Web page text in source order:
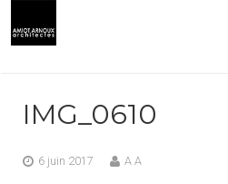
IMG_0610
6 juin 2017 A A